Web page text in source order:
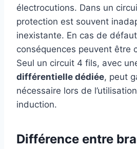
électrocutions. Dans un
protection est souvent
inexistante. En cas de
conséquences peuvent être
Seul un circuit 4 fils, avec
différentielle dédiée, peut
nécessaire lors de
induction.
Différence entre